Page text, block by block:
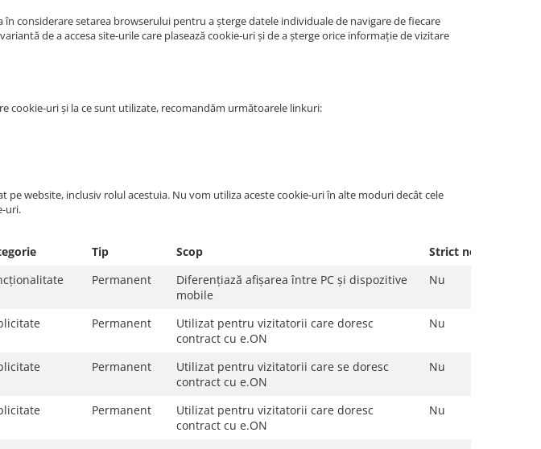
în considerare setarea browserului pentru a șterge datele individuale de navigare de fiecare
de a accesa site-urile care plasează cookie-uri și de a șterge orice informație de vizitare
cookie-uri și la ce sunt utilizate, recomandăm următoarele linkuri:
pe website, inclusiv rolul acestuia. Nu vom utiliza aceste cookie-uri în alte moduri decât cele
uri.
Tip Scop
Strict necesar
Permanent
Diferențiază afișarea între PC și dispozitive
mobile
Nu
Permanent
Utilizat pentru vizitatorii care doresc
contract cu e.ON
Nu
Permanent
Utilizat pentru vizitatorii care se doresc
contract cu e.ON
Nu
Permanent
Utilizat pentru vizitatorii care doresc
contract cu e.ON
Nu